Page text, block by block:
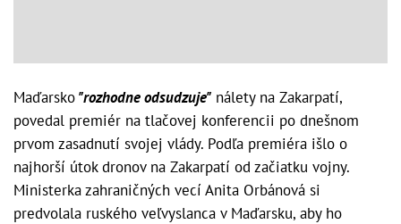
Maďarsko"rozhodne odsudzuje" nálety na Zakarpatí,
povedal premiér na tlačovej konferencii po dnešnom
prvom zasadnutí svojej vlády. Podľa premiéra išlo o
najhorší útok dronov na Zakarpatí od začiatku vojny.
Ministerka zahraničných vecí Anita Orbánová si
predvolala ruského veľvyslanca v Maďarsku, aby ho